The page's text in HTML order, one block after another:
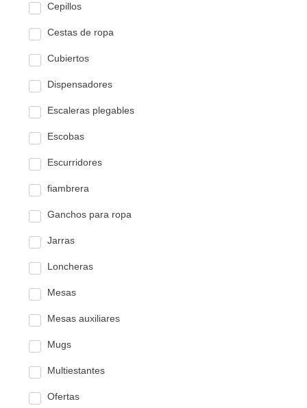
Cepillos
Cestas de ropa
Cubiertos
Dispensadores
Escaleras plegables
Escobas
Escurridores
fiambrera
Ganchos para ropa
Jarras
Loncheras
Mesas
Mesas auxiliares
Mugs
Multiestantes
Ofertas